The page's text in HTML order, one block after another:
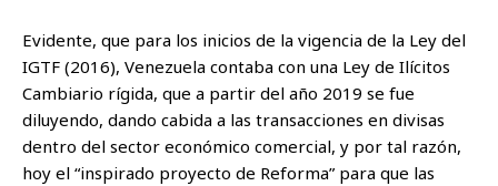
Evidente, que para los inicios de la vigencia de la Ley del
IGTF (2016), Venezuela contaba con una Ley de Ilícitos
Cambiario rígida, que a partir del año 2019 se fue
diluyendo, dando cabida a las transacciones en divisas
dentro del sector económico comercial, y por tal razón,
hoy el “inspirado proyecto de Reforma” para que las